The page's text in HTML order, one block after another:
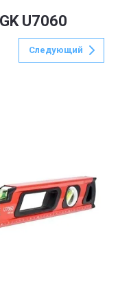
U7060
Следующий